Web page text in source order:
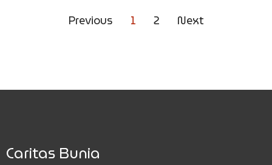
Previous 1 2 Next
Caritas Bunia